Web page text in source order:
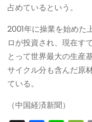
占めているという。
2001年に操業を始めた
ロが投資され、現在す
とって世界最大の生産
サイクル分も含んだ原
ている。
（中国経済新聞）